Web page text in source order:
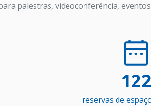
palestras, videoconferência,
122
reservas de